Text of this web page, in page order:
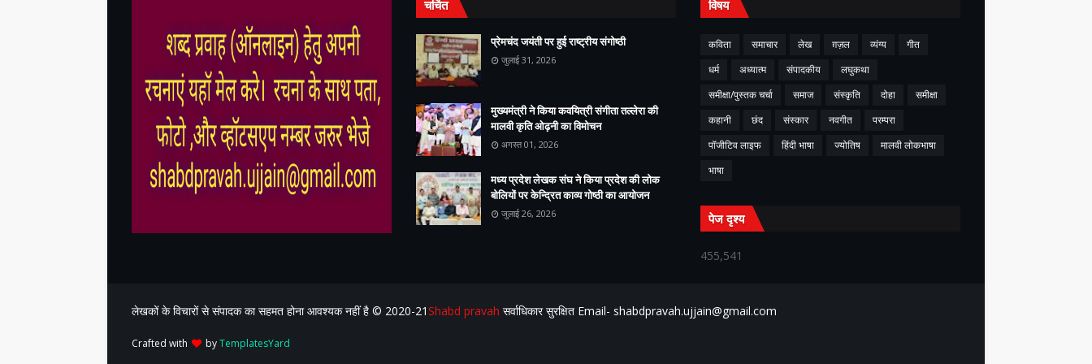
चर्चित
प्रेमचंद जयंती पर हुई राष्ट्रीय संगोष्ठी
जुलाई 31, 2026
मुख्यमंत्री ने किया कवयित्री संगीता तल्लेरा की
मालवी कृति ओढ़नी का विमोचन
अगस्त 01, 2026
मध्य प्रदेश लेखक संघ ने किया प्रदेश की लोक
बोलियों पर केन्द्रित काव्य गोष्ठी का आयोजन
जुलाई 26, 2026
विषय
कविता समाचार लेख ग़ज़ल व्यंग्य
गीत
धर्म
अध्यात्म संपादकीय
लघुकथा
समीक्षा/पुस्तक चर्चा
समाज संस्कृति दोहा
समीक्षा
कहानी
छंद संस्कार नवगीत
परम्परा
पॉजीटिव लाइफ
हिंदी भाषा ज्योतिष
मालवी लोकभाषा
भाषा
पेज दृश्य
455,541
लेखकों के विचारों से संपादक का सहमत होना आवश्यक नहीं है ©️ 2020-21Shabd pravah सर्वाधिकार सुरक्षित Email- shabdpravah.ujjain@gmail.com
Crafted with byTemplatesYard